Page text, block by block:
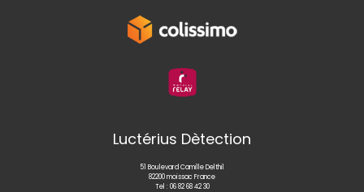
Luctérius Dètection
51 Boulevard Camille Delthil
82200 moissac France
Tel :06 82 68 42 30